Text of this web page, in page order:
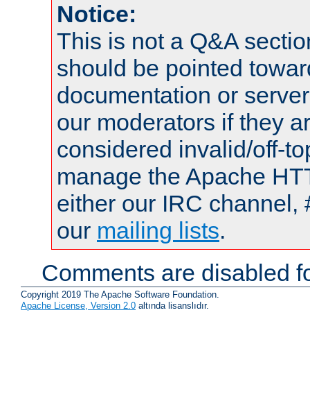
Notice:
This is not a Q&A
should be pointed
documentation or
our moderators if they
considered invalid/off-
manage the Apache
either our IRC channel,
our mailing lists.
Comments are disabled
Copyright 2019 The Apache Software Foundation.
Apache License, Version 2.0 altında lisanslıdır.